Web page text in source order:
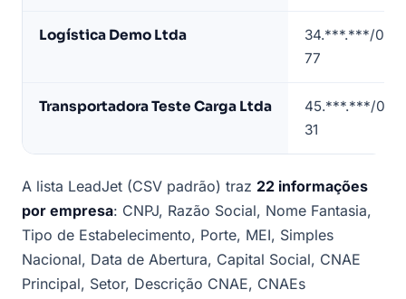
(dados
Logística Demo Ltda
34.***.***/
77
Transportadora Teste Carga Ltda
45.***.***/
31
A lista LeadJet (CSV padrão) traz 22 informações
por empresa: CNPJ, Razão Social, Nome Fantasia,
Tipo de Estabelecimento, Porte, MEI, Simples
Nacional, Data de Abertura, Capital Social, CNAE
Principal, Setor, Descrição CNAE, CNAEs